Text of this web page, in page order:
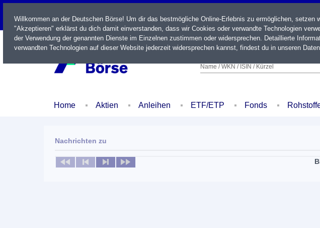
LIVE
Name / WKN / ISIN / Kürzel
Home Aktien Anleihen ETF/ETP Fonds
Nachrichten zu
Keine News verfügbar
Willkommen an der Deutschen Börse! Um dir das bestmögliche Online-Erlebnis zu ermöglichen,
"Akzeptieren" erklärst du dich damit einverstanden, dass wir Cookies oder verwandte Technologien
der Verwendung der genannten Dienste im Einzelnen zustimmen oder widersprechen. Detaillierte
verwandten Technologien auf dieser Website jederzeit widersprechen kannst, findest du in unseren